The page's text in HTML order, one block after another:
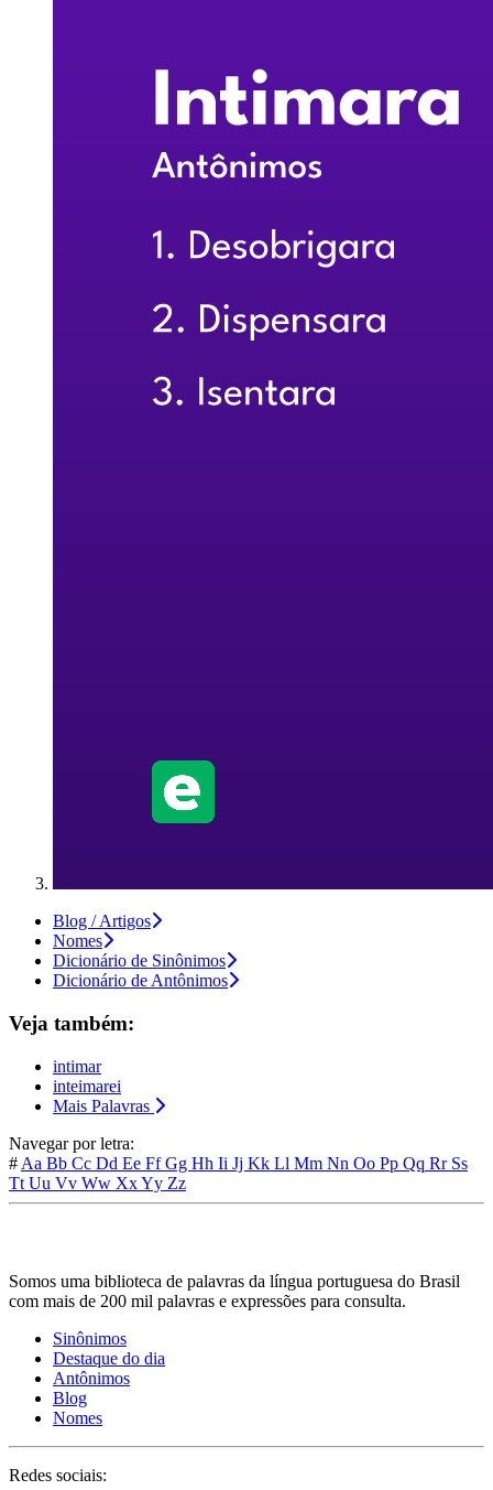
Blog / Artigos
Nomes
Dicionário de Sinônimos
Dicionário de Antônimos
Veja também:
intimar
inteimarei
Mais Palavras
Navegar por letra:
# Aa Bb Cc Dd Ee FfGg Hh Ii Jj Kk Ll Mm Nn Oo Pp Qq Rr Ss
Tt Uu Vv Ww XxYy Zz
Somos uma biblioteca de palavras da língua portuguesa do Brasil
com mais de 200 mil palavras e expressões para consulta.
Sinônimos
Destaque do dia
Antônimos
Blog
Nomes
Redes sociais: